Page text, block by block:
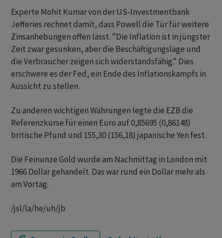
Experte Mohit Kumar von der US-Investmentbank
Jefferies rechnet damit, dass Powell die Tür für weitere
Zinsanhebungen offen lässt. "Die Inflation ist in jüngster
Zeit zwar gesunken, aber die Beschäftigungslage und
die Verbraucher zeigen sich widerstandsfähig." Dies
erschwere es der Fed, ein Ende des Inflationskampfs in
Aussicht zu stellen.
Zu anderen wichtigen Währungen legte die EZB die
Referenzkurse für einen Euro auf 0,85695 (0,86148)
britische Pfund und 155,30 (156,18) japanische Yen fest.
Die Feinunze Gold wurde am Nachmittag in London mit
1966 Dollar gehandelt. Das war rund ein Dollar mehr als
am Vortag.
/jsl/la/he/uh/jb